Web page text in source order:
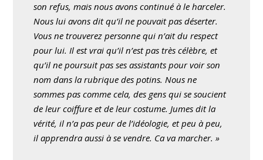
son refus, mais nous avons continué à le harceler.
Nous lui avons dit qu’il ne pouvait pas déserter.
Vous ne trouverez personne qui n’ait du respect
pour lui. Il est vrai qu’il n’est pas très célèbre, et
qu’il ne poursuit pas ses assistants pour voir son
nom dans la rubrique des potins. Nous ne
sommes pas comme cela, des gens qui se soucient
de leur coiffure et de leur costume. Jumes dit la
vérité, il n’a pas peur de l’idéologie, et peu à peu,
il apprendra aussi à se vendre. Ca va marcher. »